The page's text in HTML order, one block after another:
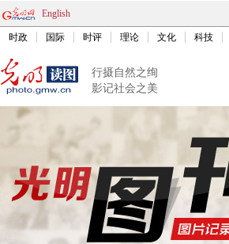
English
时政 国际 时评 理论 文化 科技
行摄自然之绚
影记社会之美